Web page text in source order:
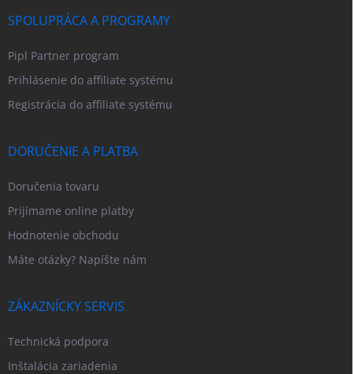
SPOLUPRÁCA A PROGRAMY
Pipl Partner program
Prihlásenie do affiliate systému
Registrácia do affiliate systému
DORUČENIE A PLATBA
Doručenia tovaru
Prijímame online platby
Hodnotenie obchodu
Máte otázky? Napíšte nám
ZÁKAZNÍCKY SERVIS
Technická podpora
Inštalácia zariadenia